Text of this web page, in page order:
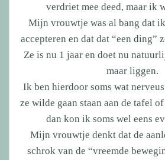
verdriet mee deed, maar ik
Mijn vrouwtje was al bang dat
accepteren en dat dat “een ding”
Ze is nu 1 jaar en doet nu
maar liggen.
Ik ben hierdoor soms wat
ze wilde gaan staan aan de tafel
dan kon ik soms wel eens
Mijn vrouwtje denkt dat de
schrok van de “vreemde